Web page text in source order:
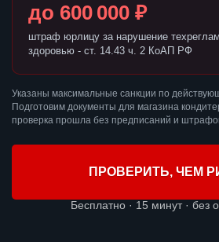
до 600 000 ₽
штраф юрлицу за нарушение
здоровью - ст. 14.43 ч. 2 КоАП РФ
Указаны максимальные санкции по
Подготовим документы для магазина
проверка прошла без предписаний и
ПРОВЕРИТЬ, ЧЕМ
Бесплатно · 15 минут · без